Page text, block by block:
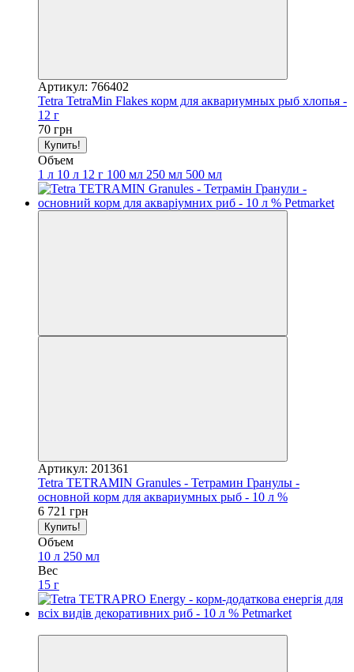
Артикул: 766402
Tetra TetraMin Flakes корм для аквариумных рыб хлопья -
12 г
70 грн
Купить!
Объем
1 л 10 л 12 г 100 мл 250 мл 500 мл
Артикул: 201361
Tetra TETRAMIN Granules - Тетрамин Гранулы -
основной корм для аквариумных рыб - 10 л %
6 721 грн
Купить!
Объем
10 л 250 мл
Вес
15 г